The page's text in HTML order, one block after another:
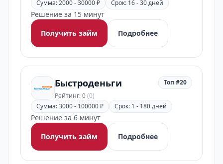
Сумма: 2000 - 30000 ₽ Срок: 16 - 30 дней
Решение за 15 минут
Получить займ
Подробнее
Быстроденьги
Рейтинг: 0(0)
Топ #20
Сумма: 3000 - 100000 ₽ Срок: 1 - 180 дней
Решение за 6 минут
Получить займ
Подробнее